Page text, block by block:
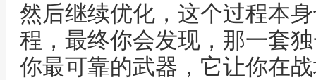
然后继续优化，这个过程本
程，最终你会发现，那一套
你最可靠的武器，它让你在